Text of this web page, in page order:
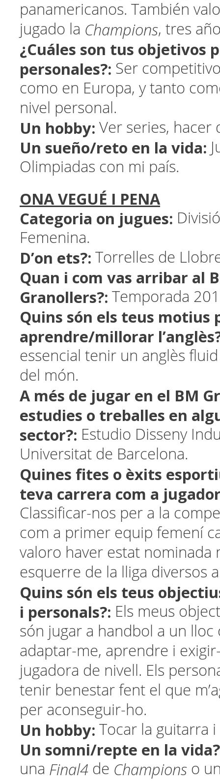
panamericanos. También
jugado la Champions, tres
¿Cuáles son tus objetivos
personales?: Ser
como en Europa, y tanto
nivel personal.
Un hobby: Ver series, hacer
Un sueño/reto en la vida:
Olimpiadas con mi país.
ONA VEGUÉ I PENA
Categoria on jugues:
Femenina.
D’on ets?: Torrelles de
Quan i com vas arribar al
Granollers?: Temporada
Quins són els teus motius
aprendre/millorar
essencial tenir un anglès
del món.
A més de jugar en el BM
estudies o treballes en
sector?: Estudio Disseny
Universitat de Barcelona.
Quines fites o èxits
teva carrera com a
Classificar-nos per a la
com a primer equip femení
valoro haver estat nominada
esquerre de la lliga diversos
Quins són els teus
i personals?: Els meus
són jugar a handbol a un lloc
adaptar-me, aprendre i
jugadora de nivell. Els
tenir benestar fent el que
per aconseguir-ho.
Un hobby: Tocar la guitarra i
Un somni/repte en la
una Final4 de Champions o